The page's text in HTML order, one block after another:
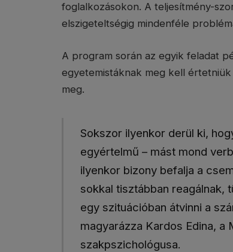
foglalkozásokon. A teljesítmény-
elszigeteltségig mindenféle
A program során az egyik feladat
egyetemistáknak meg kell
meg.
Sokszor ilyenkor derül ki,
egyértelmű – mást mond
ilyenkor bizony befalja a
sokkal tisztábban reagálnak,
egy szituációban átvinni a
magyarázza Kardos Edina, a
szakpszichológusa.